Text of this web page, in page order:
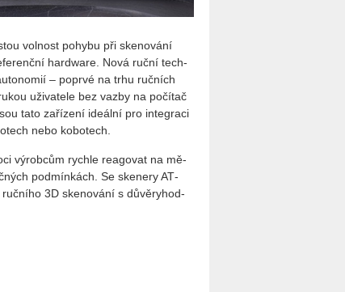
vol­nost po­hy­bu při ske­no­vá­ní
hard­ware. Nová ruční tech­
– po­pr­vé na trhu ruč­ních
uži­va­te­le bez vazby na po­čí­tač
tato za­ří­ze­ní ide­ál­ní pro in­te­gra­ci
nebo ko­bo­tech.
vý­rob­cům rych­le re­a­go­vat na mě­
pod­mín­kách. Se ske­ne­ry AT­
ruč­ní­ho 3D ske­no­vá­ní s dů­vě­ry­hod­